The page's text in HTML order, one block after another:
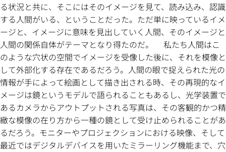
る状況と共に、そこにはそのイメージを見て、読み込み、認識
する人間がいる、ということだった。ただ単に映っているイメ
ージと、イメージに意味を見出していく人間、そのイメージと
人間の関係自体がテーマとなり得たのだ。 私たち人間はこ
のような穴状の空間でイメージを受像した後に、それを模像と
して外部化する存在であるだろう。人間の眼で捉えられた光の
情報が手によって絵画として描き出される時、その再現的なイ
メージは鏡というモデルで語られることもあるし、光学装置で
あるカメラからアウトプットされる写真は、その客観的かつ精
緻な模像の在り方から一種の鏡として受け止められることがあ
るだろう。モニターやプロジェクションにおける映像、そして
最近ではデジタルデバイスを用いたミラーリング機能まで、穴